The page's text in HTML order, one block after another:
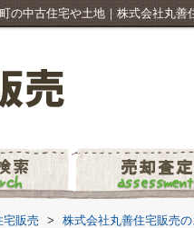
の中古住宅や土地｜株式会社丸善
宅販売 > 株式会社丸善住宅販売